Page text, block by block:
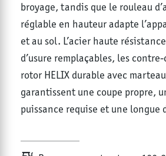
broyage, tandis que le rouleau
réglable en hauteur adapte
et au sol. L’acier haute
d’usure remplaçables, les
rotor HELIX durable avec
garantissent une coupe propre,
puissance requise et une longue